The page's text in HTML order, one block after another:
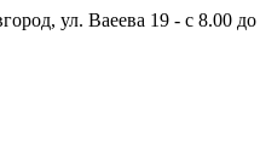
ул. Ваеева 19 - с 8.00